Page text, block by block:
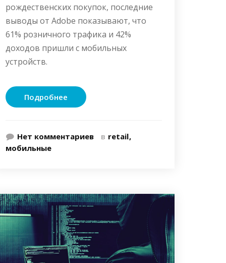
рождественских покупок, последние
выводы от Adobe показывают, что
61% розничного трафика и 42%
доходов пришли с мобильных
устройств.
Подробнее
Нет комментариев в retail
мобильные